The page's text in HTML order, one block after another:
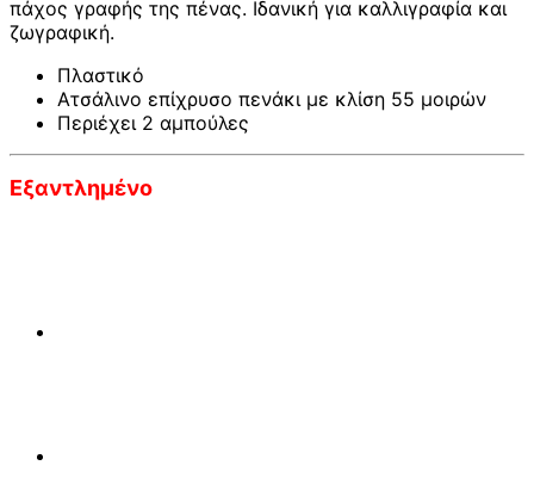
πάχος γραφής της πένας. Ιδανική για καλλιγραφία και
ζωγραφική.
Πλαστικό
Ατσάλινο επίχρυσο πενάκι με κλίση 55 μοιρών
Περιέχει 2 αμπούλες
Εξαντλημένο